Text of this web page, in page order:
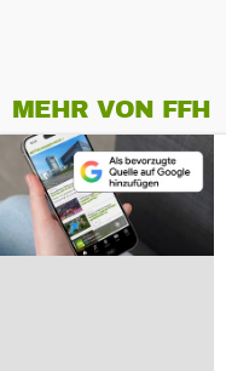
MEHR VON FFH